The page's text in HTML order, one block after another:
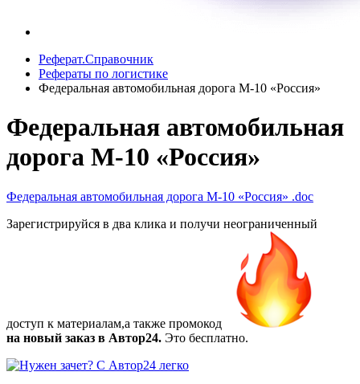
Реферат.Справочник
Рефераты по логистике
Федеральная автомобильная дорога М-10 «Россия»
Федеральная автомобильная
дорога М-10 «Россия»
Федеральная автомобильная дорога М-10 «Россия» .doc
Зарегистрируйся в два клика и получи неограниченный
доступ к материалам,а также промокод
на новый заказ в Автор24. Это бесплатно.